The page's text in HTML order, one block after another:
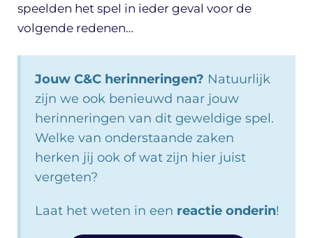
speelden het spel in ieder geval voor de
volgende redenen…
Jouw C&C herinneringen? Natuurlijk
zijn we ook benieuwd naar jouw
herinneringen van dit geweldige spel.
Welke van onderstaande zaken
herken jij ook of wat zijn hier juist
vergeten?
Laat het weten in een reactie onderin!